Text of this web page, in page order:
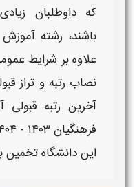
که داوطلبان
باشند، رشته آموزش
علاوه بر شرایط
نصاب رتبهو تراز
آخرین رتبه
فرهنگیان ۱۴۰۳ - ۱۴۰۴
ایندانشگاهتخمین